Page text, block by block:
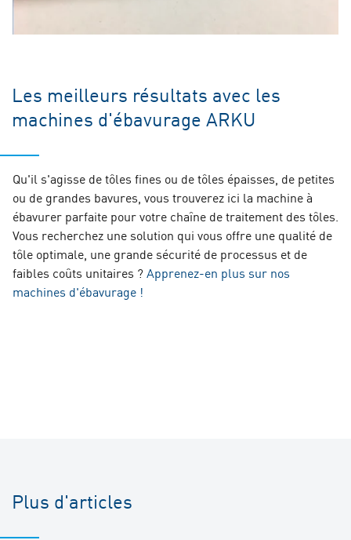
Les meilleurs résultats avec les
machines d'ébavurage ARKU
Qu'il s'agisse de tôles fines ou de tôles épaisses, de petites
ou de grandes bavures, vous trouverez ici la machine à
ébavurer parfaite pour votre chaîne de traitement des tôles.
Vous recherchez une solution qui vous offre une qualité de
tôle optimale, une grande sécurité de processus et de
faibles coûts unitaires ?Apprenez-en plus sur nos
machines d'ébavurage !
Plus d'articles